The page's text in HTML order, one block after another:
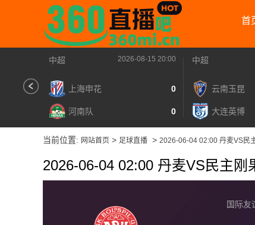
首
中超 2026-08-15 20:00
上海申花 0
河南队 0
中超
云南玉昆
大连英博
当前位置: 网站首页 > 足球直播 > 2026-06-04 02:00 丹麦VS民
2026-06-04 02:00 丹麦VS民主刚
国际友